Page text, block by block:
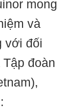
mong
và
với đối
đoàn